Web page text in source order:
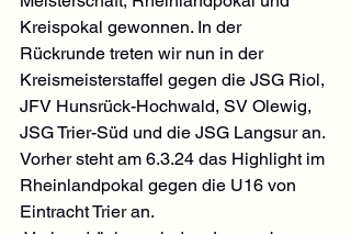
Kreispokal gewonnen. In der
Rückrunde treten wir nun in der
Kreismeisterstaffel gegen die JSG Riol,
JFV Hunsrück-Hochwald, SV Olewig,
JSG Trier-Süd und die JSG Langsur an.
Vorher steht am 6.3.24 das Highlight im
Rheinlandpokal gegen die U16 von
Eintracht Trier an.